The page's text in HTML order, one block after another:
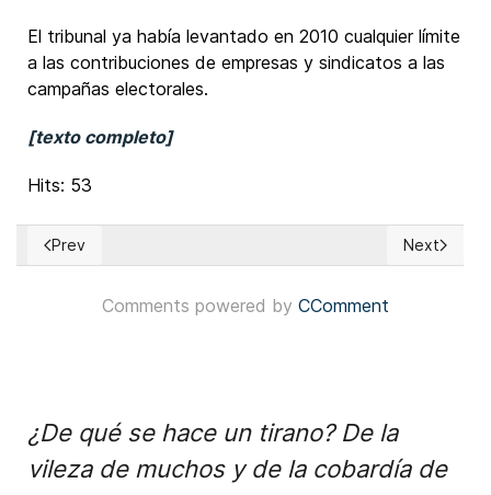
El tribunal ya había levantado en 2010 cualquier límite
a las contribuciones de empresas y sindicatos a las
campañas electorales.
[texto completo]
Hits: 53
Previous article: EUA: Melat Kiros derrota a Diana DeGette
Prev Next
Next
Comments powered by CComment
¿De qué se hace un tirano? De la
vileza de muchos y de la cobardía de